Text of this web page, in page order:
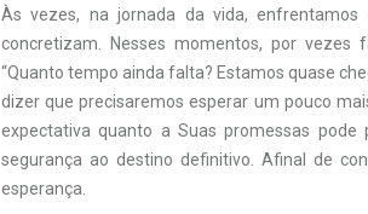
Às vezes, na jornada da vida,
concretizam. Nesses momentos, por
“Quanto tempo ainda falta? Estamos quase
dizer que precisaremos esperar um pouco
expectativa quanto a Suas promessas
segurança ao destino definitivo. Afinal de
esperança.